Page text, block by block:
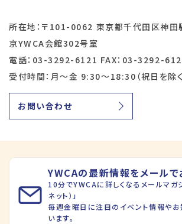
所在地：〒101-0062 東京都千代田区神
京YWCA会館302号室
電話：03-3292-6121 FAX：03-3292-
受付時間：月～金 9:30～18:30（祝日を除く
お問い合わせ
YWCAの最新情報をメールで
10分でYWCAに詳しくなるメールマガ
ネット）」
毎週金曜日に注目のイベント情報やお
います。